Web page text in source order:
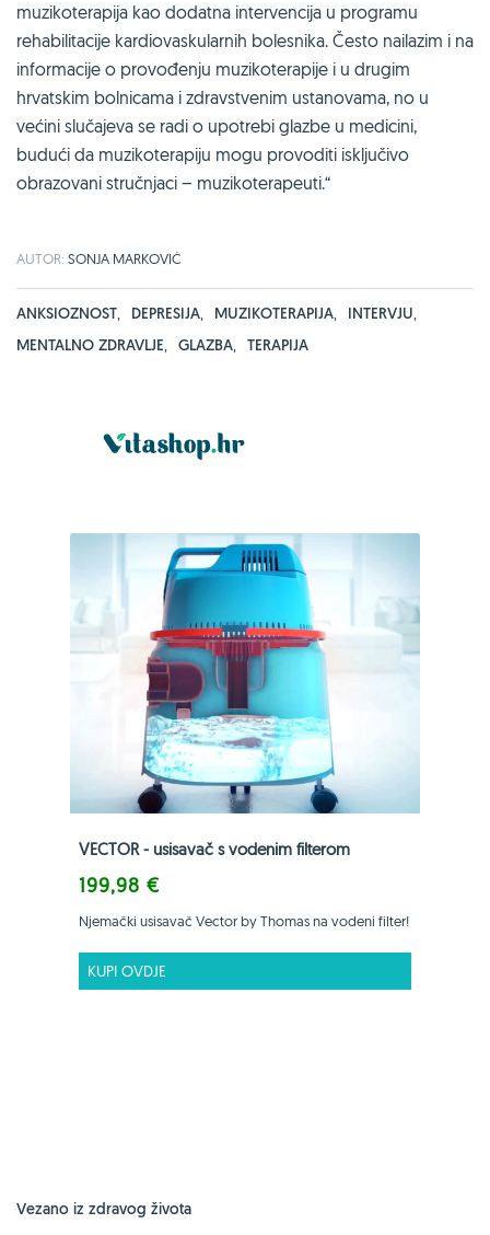
muzikoterapija kao dodatna intervencija u programu
rehabilitacije kardiovaskularnih bolesnika. Često nailazim i na
informacije o provođenju muzikoterapije i u drugim
hrvatskim bolnicama i zdravstvenim ustanovama, no u
većini slučajeva se radi o upotrebi glazbe u medicini,
budući da muzikoterapiju mogu provoditi isključivo
obrazovani stručnjaci – muzikoterapeuti.“
AUTOR: SONJA MARKOVIĆ
ANKSIOZNOST, DEPRESIJA, MUZIKOTERAPIJA, INTERVJU,
MENTALNO ZDRAVLJE, GLAZBA, TERAPIJA
VECTOR - usisavač s vodenim filterom
199,98 €
Njemački usisavač Vector by Thomas na vodeni filter!
KUPI OVDJE
Vezano iz zdravog života